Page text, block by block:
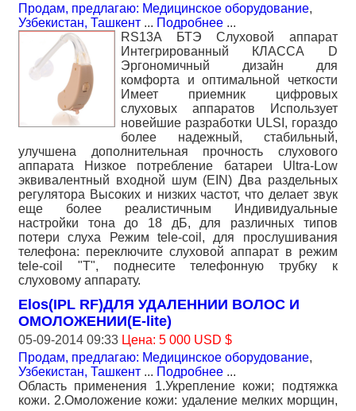
Продам, предлагаю: Медицинское оборудование,
Узбекистан, Ташкент ... Подробнее ...
RS13A БТЭ Слуховой аппарат
Интегрированный КЛАССА D
Эргономичный дизайн для
комфорта и оптимальной четкости
Имеет приемник цифровых
слуховых аппаратов Использует
новейшие разработки ULSI, гораздо
более надежный, стабильный,
улучшена дополнительная прочность слухового
аппарата Низкое потребление батареи Ultra-Low
эквивалентный входной шум (EIN) Два раздельных
регулятора Высоких и низких частот, что делает звук
еще более реалистичным Индивидуальные
настройки тона до 18 дБ, для различных типов
потери слуха Режим tele-coil, для прослушивания
телефона: переключите слуховой аппарат в режим
tele-coil "Т", поднесите телефонную трубку к
слуховому аппарату.
Elos(IPL RF)ДЛЯ УДАЛЕННИИ ВОЛОС И
ОМОЛОЖЕНИИ(E-lite)
05-09-2014 09:33 Цена: 5 000 USD $
Продам, предлагаю: Медицинское оборудование,
Узбекистан, Ташкент ... Подробнее ...
Область применения 1.Укрепление кожи; подтяжка
кожи. 2.Омоложение кожи: удаление мелких морщин,